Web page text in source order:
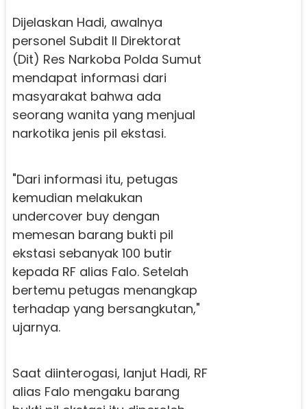
Dijelaskan Hadi, awalnya
personel Subdit II Direktorat
(Dit) Res Narkoba Polda Sumut
mendapat informasi dari
masyarakat bahwa ada
seorang wanita yang menjual
narkotika jenis pil ekstasi.
"Dari informasi itu, petugas
kemudian melakukan
undercover buy dengan
memesan barang bukti pil
ekstasi sebanyak 100 butir
kepada RF alias Falo. Setelah
bertemu petugas menangkap
terhadap yang bersangkutan,"
ujarnya.
Saat diinterogasi, lanjut Hadi, RF
alias Falo mengaku barang